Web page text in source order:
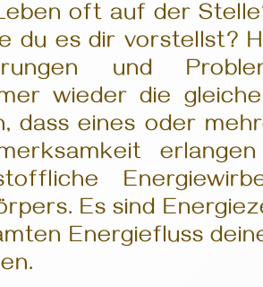
oft auf der
du es dir vorstellst?
und
wieder die
dass eines oder
Es sind
Energiefluss